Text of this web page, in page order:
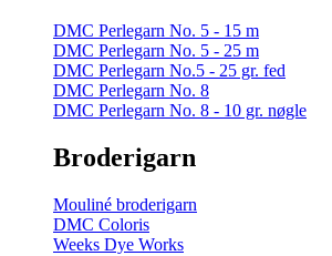
DMC Perlegarn No. 5 - 15 m
DMC Perlegarn No. 5 - 25 m
DMC Perlegarn No.5 - 25 gr. fed
DMC Perlegarn No. 8
DMC Perlegarn No. 8 - 10 gr. nøgle
Broderigarn
Mouliné broderigarn
DMC Coloris
Weeks Dye Works